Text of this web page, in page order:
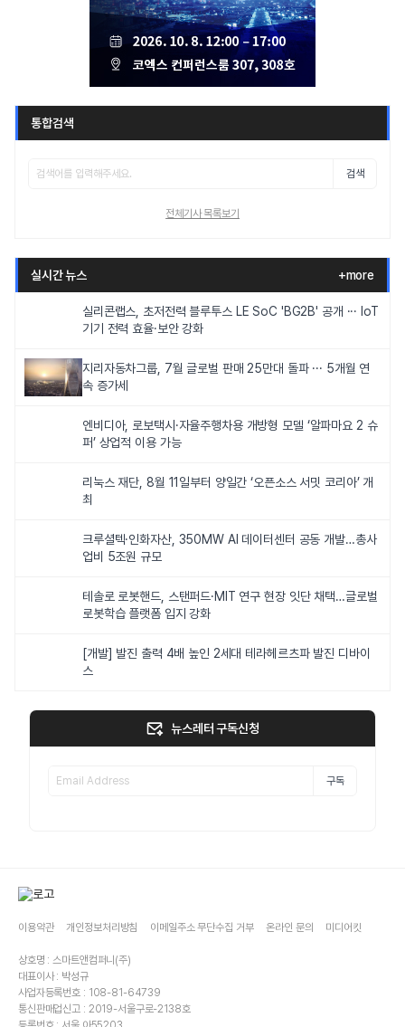
통합검색
검색
전체기사 목록보기
실시간 뉴스 +more
실리콘랩스, 초저전력 블루투스 LE SoC 'BG2B' 공개 ··· IoT
기기 전력 효율·보안 강화
지리자동차그룹, 7월 글로벌 판매 25만대 돌파 ··· 5개월 연
속 증가세
엔비디아, 로보택시·자율주행차용 개방형 모델 ‘알파마요 2 슈
퍼’ 상업적 이용 가능
리눅스 재단, 8월 11일부터 양일간 ‘오픈소스 서밋 코리아’ 개
최
크루셜텍·인화자산, 350MW AI 데이터센터 공동 개발…총사
업비 5조원 규모
테솔로 로봇핸드, 스탠퍼드·MIT 연구 현장 잇단 채택…글로벌
로봇학습 플랫폼 입지 강화
[개발] 발진 출력 4배 높인 2세대 테라헤르츠파 발진 디바이
스
뉴스레터 구독신청
구독
이용약관 개인정보처리방침 이메일주소 무단수집 거부 온라인 문의 미디어킷
상호명 : 스마트앤컴퍼니(주)
대표이사 : 박성규
사업자등록번호 : 108-81-64739
통신판매업신고 : 2019-서울구로-2138호